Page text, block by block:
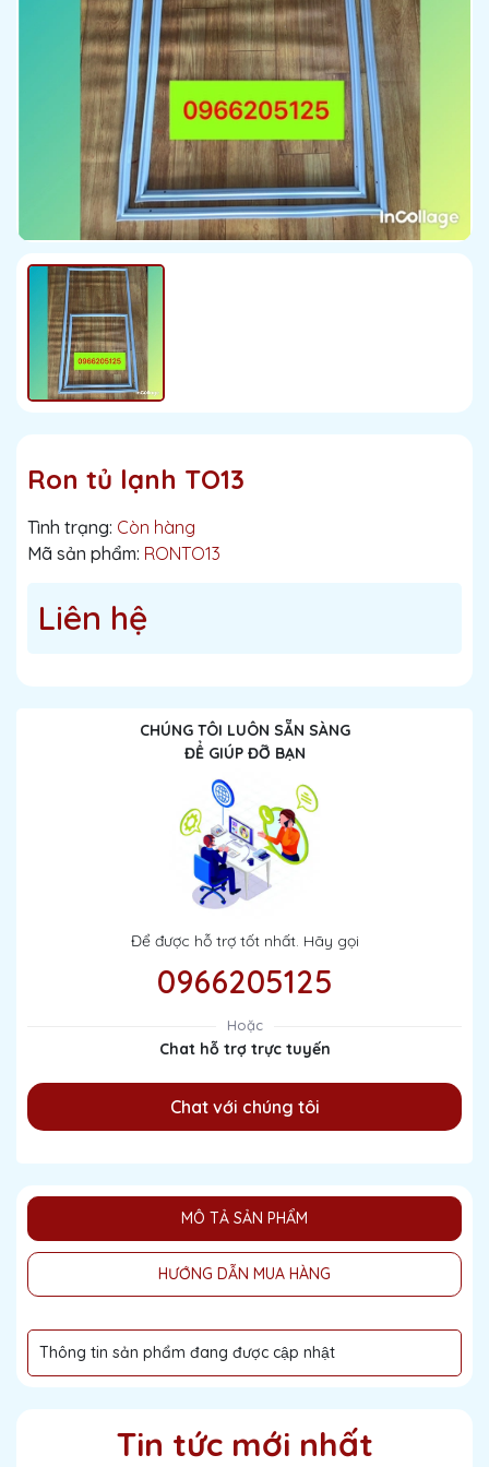
Ron tủ lạnh TO13
Tình trạng: Còn hàng
Mã sản phẩm: RONTO13
Liên hệ
CHÚNG TÔI LUÔN SẴN SÀNG
ĐỂ GIÚP ĐỠ BẠN
Để được hỗ trợ tốt nhất. Hãy gọi
0966205125
Hoặc
Chat hỗ trợ trực tuyến
Chat với chúng tôi
MÔ TẢ SẢN PHẨM
HƯỚNG DẪN MUA HÀNG
Thông tin sản phẩm đang được cập nhật
Tin tức mới nhất